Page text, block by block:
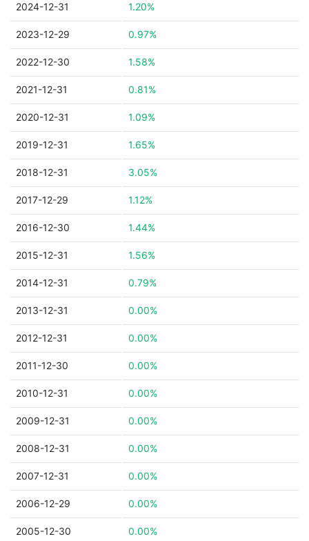
2024-12-31 1.20%
2023-12-29 0.97%
2022-12-30 1.58%
2021-12-31 0.81%
2020-12-31 1.09%
2019-12-31 1.65%
2018-12-31 3.05%
2017-12-29 1.12%
2016-12-30 1.44%
2015-12-31 1.56%
2014-12-31 0.79%
2013-12-31 0.00%
2012-12-31 0.00%
2011-12-30 0.00%
2010-12-31 0.00%
2009-12-31 0.00%
2008-12-31 0.00%
2007-12-31 0.00%
2006-12-29 0.00%
2005-12-30 0.00%